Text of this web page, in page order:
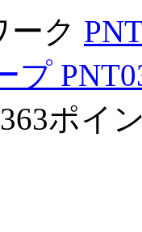
ーク
プ
363ポイ